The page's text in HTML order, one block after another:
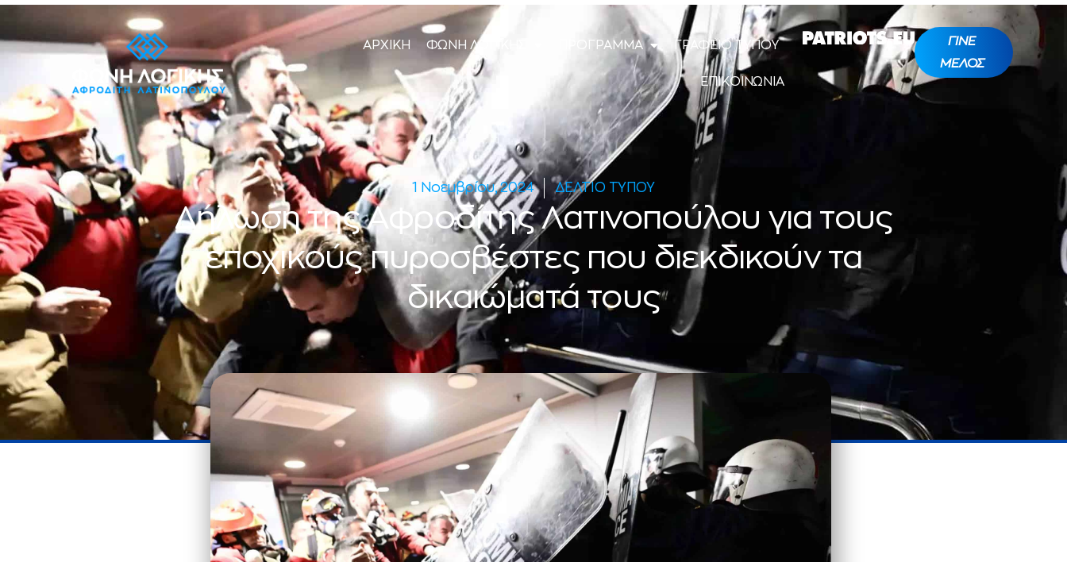
ΑΡΧΙΚΗ ΦΩΝΗ ΛΟΓΙΚΗΣ ΠΡΟΓΡΑΜΜΑ ΓΡΑΦΕΙΟ ΤΥΠΟΥ
ΕΠΙΚΟΙΝΩΝΙΑ
ΓΙΝΕ
ΜΕΛΟΣ
1 Νοεμβρίου, 2024 ΔΕΛΤΙΟ ΤΥΠΟΥ
Δήλωση της Αφροδίτης Λατινοπούλου για τους
εποχικούς πυροσβέστες που διεκδικούν τα
δικαιώματά τους